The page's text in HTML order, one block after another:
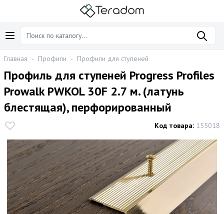
Главная - Профили - Профили для ступеней
Профиль для ступеней Progress Profiles
Prowalk PWKOL 30F 2.7 м. (латунь
блестящая), перфорированный
Код товара: 155018